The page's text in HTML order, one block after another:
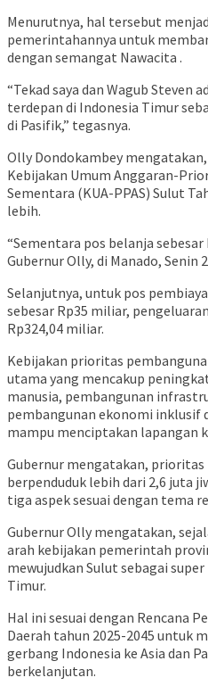
Menurutnya, hal tersebut
pemerintahannya untuk
dengan semangat Nawacita .
“Tekad saya dan Wagub Steven
terdepan di Indonesia Timur
di Pasifik,” tegasnya.
Olly Dondokambey
Kebijakan Umum Anggaran-
Sementara (KUA-PPAS) Sulut
lebih.
“Sementara pos belanja
Gubernur Olly, di Manado, Senin
Selanjutnya, untuk pos
sebesar Rp35 miliar,
Rp324,04 miliar.
Kebijakan prioritas
utama yang mencakup
manusia, pembangunan
pembangunan ekonomi inklusif
mampu menciptakan lapangan
Gubernur mengatakan,
berpenduduk lebih dari 2,6 juta
tiga aspek sesuai dengan tema
Gubernur Olly mengatakan,
arah kebijakan pemerintah
mewujudkan Sulut sebagai
Timur.
Hal ini sesuai dengan Rencana
Daerah tahun 2025-2045 untuk
gerbang Indonesia ke Asia dan
berkelanjutan.